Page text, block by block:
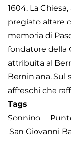
1604. La
pregiato altare
memoria di
fondatore della
attribuita al
Berniniana. Sul
affreschi che
Tags
Sonnino
San Giovanni